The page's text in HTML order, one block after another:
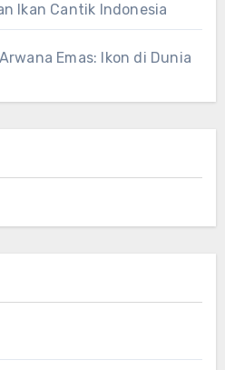
Ikan Cantik Indonesia
Emas: Ikon di Dunia